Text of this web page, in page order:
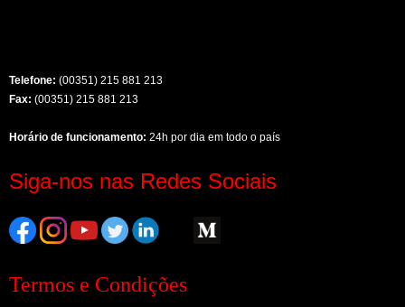
Telefone: (00351) 215 881 213
Fax: (00351) 215 881 213
Horário de funcionamento: 24h por dia em todo o país
Siga-nos nas Redes Sociais
Termos e Condições